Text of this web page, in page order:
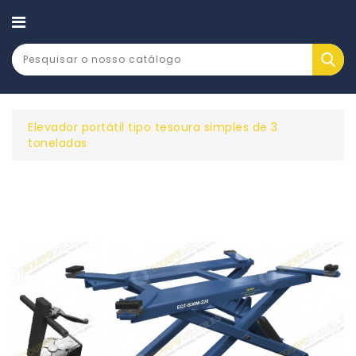
CATEGORY
Elevador portátil tipo tesoura simples de 3
toneladas